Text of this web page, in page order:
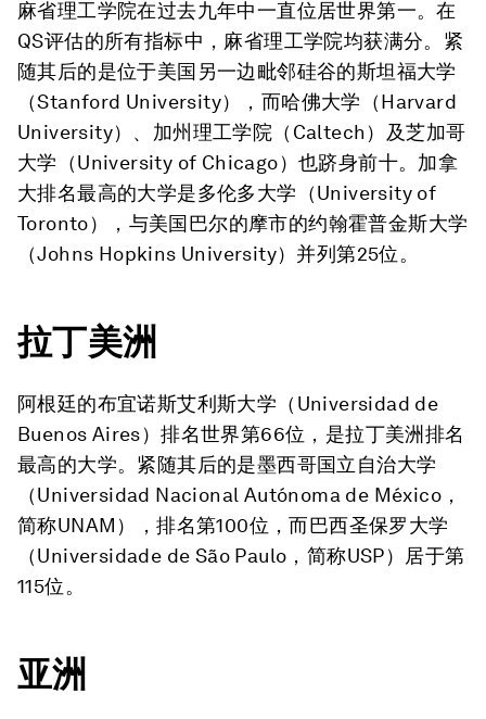
麻省理工学院在过去九年中一直位居世界第一。在
QS评估的所有指标中，麻省理工学院均获满分。紧
随其后的是位于美国另一边毗邻硅谷的斯坦福大学
（Stanford University），而哈佛大学（Harvard
University）、加州理工学院（Caltech）及芝加哥
大学（University of Chicago）也跻身前十。加拿
大排名最高的大学是多伦多大学（University of
Toronto），与美国巴尔的摩市的约翰霍普金斯大学
（Johns Hopkins University）并列第25位。
拉丁美洲
阿根廷的布宜诺斯艾利斯大学（Universidad de
Buenos Aires）排名世界第66位，是拉丁美洲排名
最高的大学。紧随其后的是墨西哥国立自治大学
（Universidad Nacional Autónoma de México，
简称UNAM），排名第100位，而巴西圣保罗大学
（Universidade de São Paulo，简称USP）居于第
115位。
亚洲